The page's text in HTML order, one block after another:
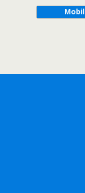
Mobil